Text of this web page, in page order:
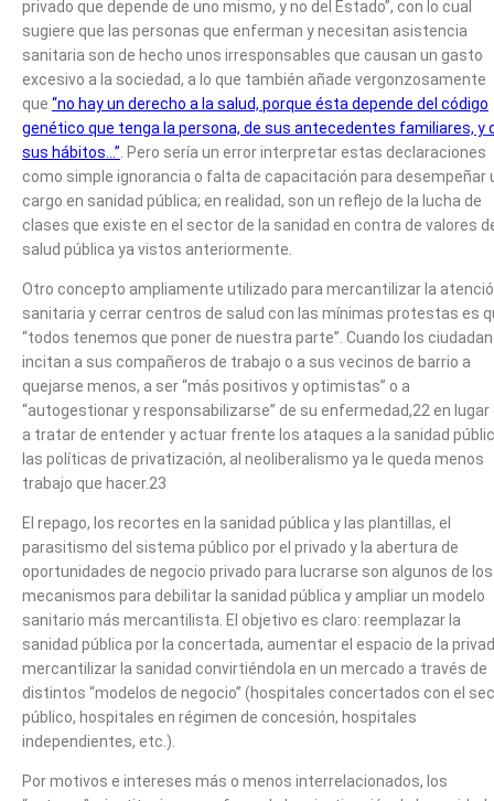
privado que depende de uno mismo, y no del Estado”, con lo cual
sugiere que las personas que enferman y necesitan asistencia
sanitaria son de hecho unos irresponsables que causan un gasto
excesivo a la sociedad, a lo que también añade vergonzosamente
que “no hay un derecho a la salud, porque ésta depende del código
genético que tenga la persona, de sus antecedentes familiares, y
sus hábitos…” . Pero sería un error interpretar estas declaraciones
como simple ignorancia o falta de capacitación para desempeñar
cargo en sanidad pública; en realidad, son un reflejo de la lucha de
clases que existe en el sector de la sanidad en contra de valores
salud pública ya vistos anteriormente.
Otro concepto ampliamente utilizado para mercantilizar la
sanitaria y cerrar centros de salud con las mínimas protestas es
“todos tenemos que poner de nuestra parte”. Cuando los
incitan a sus compañeros de trabajo o a sus vecinos de barrio a
quejarse menos, a ser “más positivos y optimistas” o a
“autogestionar y responsabilizarse” de su enfermedad,22 en lugar
a tratar de entender y actuar frente los ataques a la sanidad
las políticas de privatización, al neoliberalismo ya le queda menos
trabajo que hacer.23
El repago, los recortes en la sanidad pública y las plantillas, el
parasitismo del sistema público por el privado y la abertura de
oportunidades de negocio privado para lucrarse son algunos de los
mecanismos para debilitar la sanidad pública y ampliar un modelo
sanitario más mercantilista. El objetivo es claro: reemplazar la
sanidad pública por la concertada, aumentar el espacio de la
mercantilizar la sanidad convirtiéndola en un mercado a través de
distintos “modelos de negocio” (hospitales concertados con el
público, hospitales en régimen de concesión, hospitales
independientes, etc.).
Por motivos e intereses más o menos interrelacionados, los